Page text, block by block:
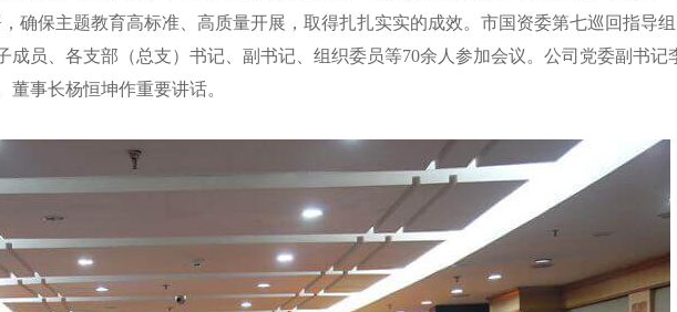
确保主题教育高标准、高质量开展，取得扎扎实实的成效。市国资委第七巡回指导组
成员、各支部（总支）书记、副书记、组织委员等70余人参加会议。公司党委副书记
董事长杨恒坤作重要讲话。